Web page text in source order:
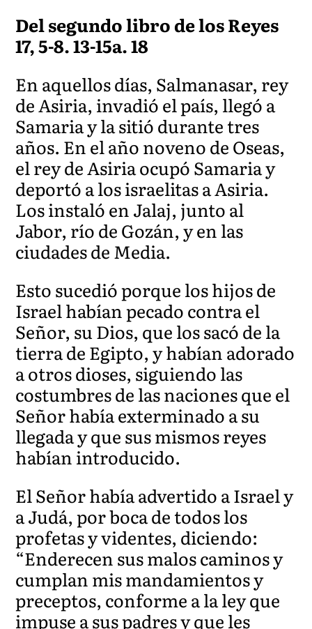
Del segundo libro de los Reyes
17, 5-8. 13-15a. 18
En aquellos días, Salmanasar, rey
de Asiria, invadió el país, llegó a
Samaria y la sitió durante tres
años. En el año noveno de Oseas,
el rey de Asiria ocupó Samaria y
deportó a los israelitas a Asiria.
Los instaló en Jalaj, junto al
Jabor, río de Gozán, y en las
ciudades de Media.
Esto sucedió porque los hijos de
Israel habían pecado contra el
Señor, su Dios, que los sacó de la
tierra de Egipto, y habían adorado
a otros dioses, siguiendo las
costumbres de las naciones que el
Señor había exterminado a su
llegada yque sus mismosreyes
habían introducido.
El Señor había advertido a Israel y
a Judá, por boca de todos los
profetas y videntes, diciendo:
“Enderecen sus malos caminos y
cumplan mis mandamientos y
preceptos, conforme a la ley que
impuse a sus padres y que les